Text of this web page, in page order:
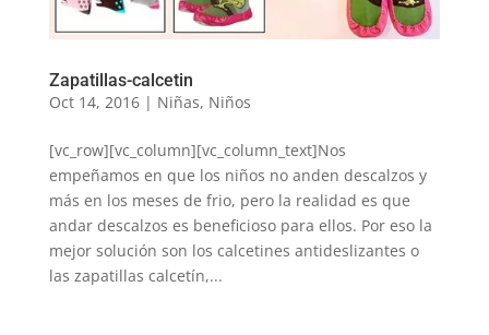
Zapatillas-calcetin
Oct 14, 2016| Niñas, Niños
[vc_row][vc_column][vc_column_text]Nos
empeñamos en que los niños no anden descalzos y
más en los meses de frio, pero la realidad es que
andar descalzos es beneficioso para ellos. Por eso la
mejor solución son los calcetines antideslizantes o
las zapatillas calcetín,...